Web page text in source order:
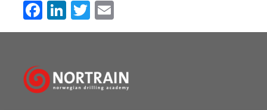
F
a
e
b
Li
n
e
dI
T
wi
er
m